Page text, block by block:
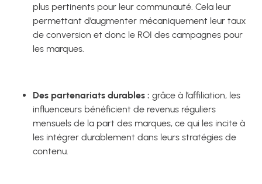
plus pertinents pour leur communauté. Cela leur
permettant d’augmenter mécaniquement leur taux
de conversion et donc le ROI des campagnes pour
les marques.
Des partenariats durables : grâce à l’affiliation, les
influenceurs bénéficient de revenus réguliers
mensuels de la part des marques, ce qui les incite à
les intégrer durablement dans leurs stratégies de
contenu.